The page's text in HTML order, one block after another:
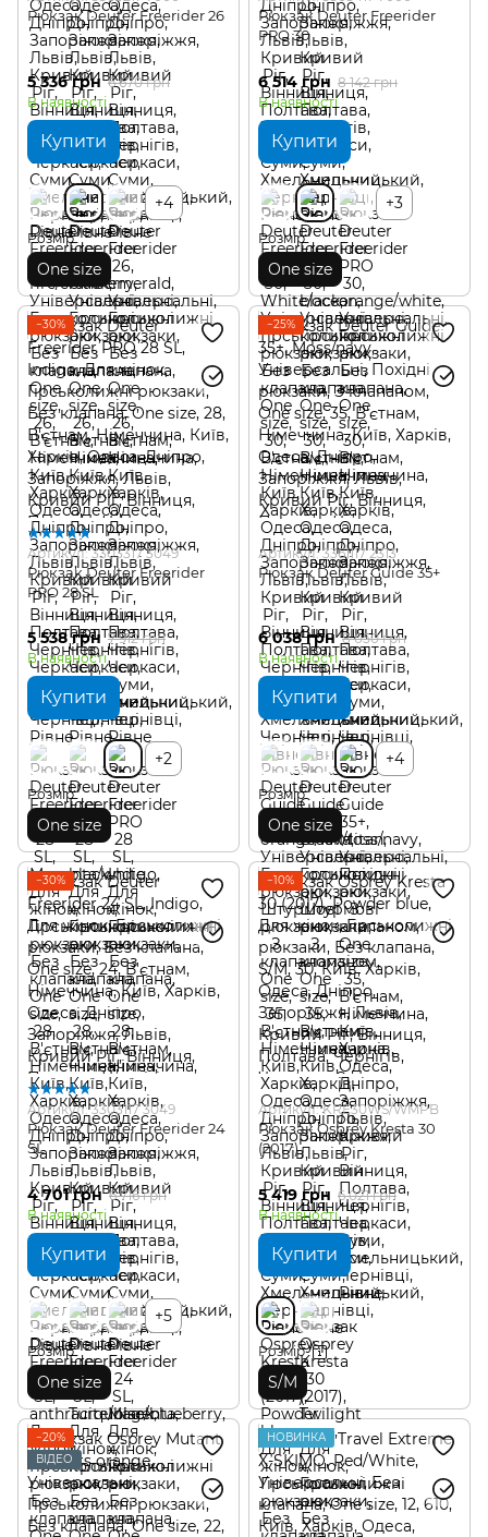
Рюкзак Deuter Freerider 26
5 336 грн 6 670 грн
В наявності
Купити
+4
Розмір
One size
Рюкзак Deuter Freerider
PRO 30
6 514 грн 8 142 грн
В наявності
Купити
+3
Розмір
One size
−30%
Артикул: 3303317 3049
Рюкзак Deuter Freerider
PRO 28 SL
5 538 грн 7 912 грн
В наявності
Купити
+2
Розмір
One size
−25%
Артикул: 3361117 2313
Рюкзак Deuter Guide 35+
6 038 грн 8 050 грн
В наявності
Купити
+4
Розмір
One size
−30%
Артикул: 3303117 3049
Рюкзак Deuter Freerider 24
SL
4 701 грн 6 716 грн
В наявності
Купити
+5
Розмір
One size
−10%
Артикул: KRE30WS/WMPB
Рюкзак Osprey Kresta 30
(2017)
5 419 грн 6 021 грн
В наявності
Купити
Розмір
S/M
−20%
ВІДЕО
НОВИНКА